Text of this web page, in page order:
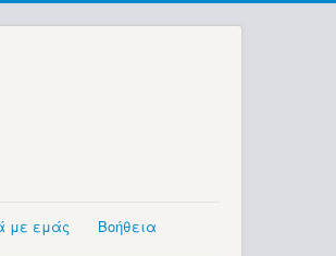
με εμάς Βοήθεια